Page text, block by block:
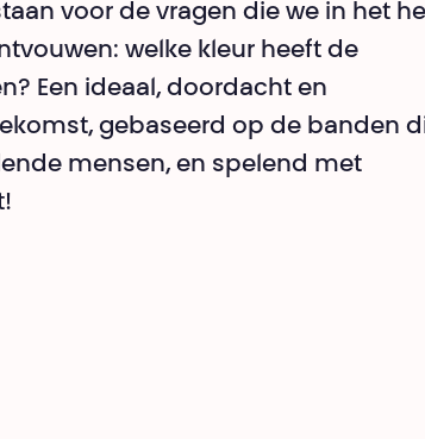
voor de vragen die we in het
welke kleur heeft de
Een ideaal, doordacht en
gebaseerd op de banden
mensen, en spelend met